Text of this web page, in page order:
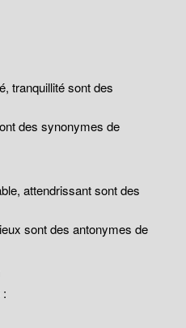
tranquillité sont des
des synonymes de
attendrissant sont des
sont des antonymes de